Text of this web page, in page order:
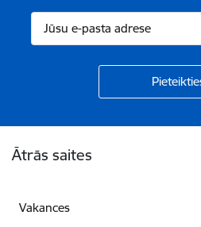
Ātrās saites
Vakances